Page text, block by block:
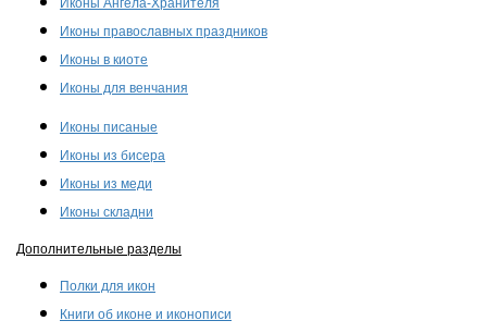
Иконы Ангела-Хранителя
Иконы православных праздников
Иконы в киоте
Иконы для венчания
Иконы писаные
Иконы из бисера
Иконы из меди
Иконы складни
Дополнительные разделы
Полки для икон
Книги об иконе и иконописи